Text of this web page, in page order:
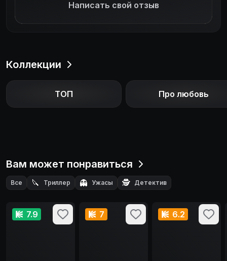
Написать свой отзыв
Коллекции
ТОП Про любовь
Вам может понравиться
Все 🔪 Триллер 👻 Ужасы 🕵️ Детектив
7.9 7 6.2